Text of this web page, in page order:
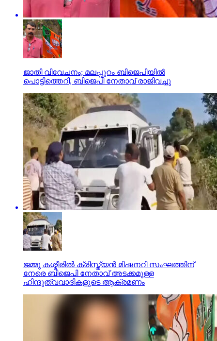
ജാതി വിവേചനം; മലപ്പുറം ബിജെപിയില്‍
പൊട്ടിത്തെറി, ബിജെപി നേതാവ് രാജിവച്ചു
ജമ്മു കശ്മീരില്‍ ക്രിസ്ത്യന്‍ മിഷനറി സംഘത്തിന്
നേരെ ബിജെപി നേതാവ് അടക്കമുള്ള
ഹിന്ദുത്വവാദികളുടെ ആക്രമണം